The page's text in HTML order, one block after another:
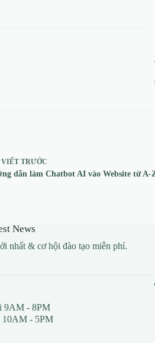
TRƯỚC
dẫn làm Chatbot AI vào Website từ A-
News
nhất & cơ hội đào tạo miễn phí.
9AM - 8PM
10AM - 5PM